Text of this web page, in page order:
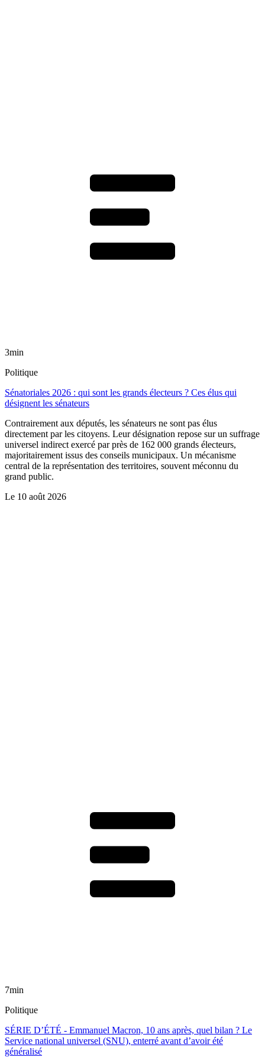
3min
Politique
Sénatoriales 2026 : qui sont les grands électeurs ? Ces élus qui
désignent les sénateurs
Contrairement aux députés, les sénateurs ne sont pas élus
directement par les citoyens. Leur désignation repose sur un suffrage
universel indirect exercé par près de 162 000 grands électeurs,
majoritairement issus des conseils municipaux. Un mécanisme
central de la représentation des territoires, souvent méconnu du
grand public.
Le 10 août 2026
7min
Politique
SÉRIE D’ÉTÉ - Emmanuel Macron, 10 ans après, quel bilan ? Le
Service national universel (SNU), enterré avant d’avoir été
généralisé